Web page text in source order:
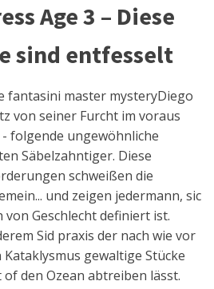
Age 3 – Diese
sind entfesselt
Diego
von seiner Furcht im voraus
folgende ungewöhnliche
Säbelzahntiger. Diese
schweißen die
und zeigen jedermann, sic
von Geschlecht definiert ist.
Sid praxis der nach wie vor
gewaltige Stücke
den Ozean abtreiben lässt.